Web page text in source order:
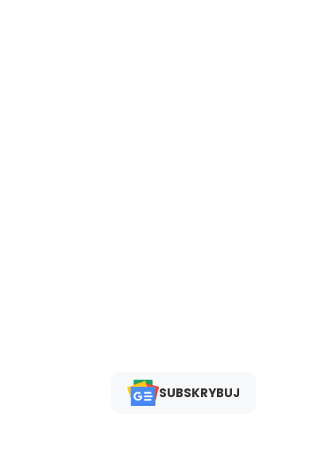
SUBSKRYBUJ